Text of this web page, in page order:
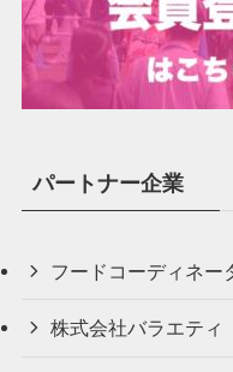
パートナー企業
フードコーディネー
株式会社バラエティ